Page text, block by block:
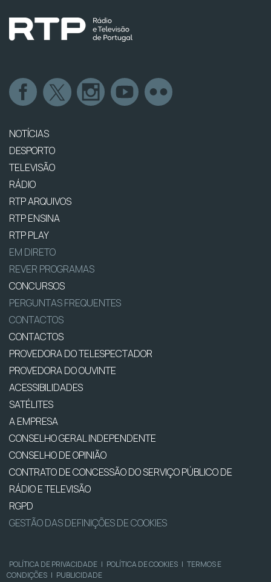
NOTÍCIAS
DESPORTO
TELEVISÃO
RÁDIO
RTP ARQUIVOS
RTP ENSINA
RTP PLAY
EM DIRETO
REVER PROGRAMAS
CONCURSOS
PERGUNTAS FREQUENTES
CONTACTOS
CONTACTOS
PROVEDORA DO TELESPECTADOR
PROVEDORA DO OUVINTE
ACESSIBILIDADES
SATÉLITES
A EMPRESA
CONSELHO GERAL INDEPENDENTE
CONSELHO DE OPINIÃO
CONTRATO DE CONCESSÃO DO SERVIÇO PÚBLICO DE
RÁDIO E TELEVISÃO
RGPD
GESTÃO DAS DEFINIÇÕES DE COOKIES
POLÍTICA DE PRIVACIDADE | POLÍTICA DE COOKIES | TERMOS E
CONDIÇÕES | PUBLICIDADE